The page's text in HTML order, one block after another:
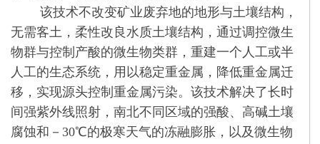
该技术不改变矿业废弃地的地形与土壤结构，
无需客土，柔性改良水质土壤结构，通过调控微生
物群与控制产酸的微生物类群，重建一个人工或半
人工的生态系统，用以稳定重金属，降低重金属迁
移，实现源头控制重金属污染。该技术解决了长时
间强紫外线照射，南北不同区域的强酸、高碱土壤
腐蚀和－30℃的极寒天气的冻融膨胀，以及微生物